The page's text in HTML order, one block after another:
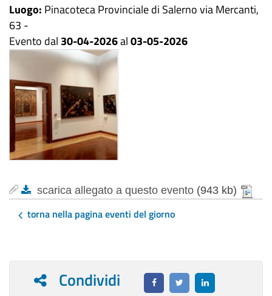
Luogo: Pinacoteca Provinciale di Salerno via Mercanti,
63 -
Evento dal 30-04-2026al03-05-2026
scarica allegato a questo evento (943 kb)
torna nella pagina eventi del giorno
Condividi